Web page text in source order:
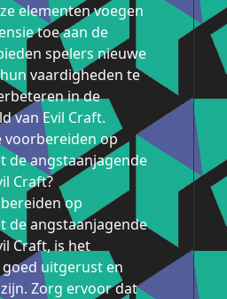
elementen voegen
toe aan de
spelers nieuwe
vaardigheden te
in de
van Evil Craft.
voorbereiden op
de angstaanjagende
Craft?
op
de angstaanjagende
Craft, is het
uitgerust en
Zorg ervoor dat